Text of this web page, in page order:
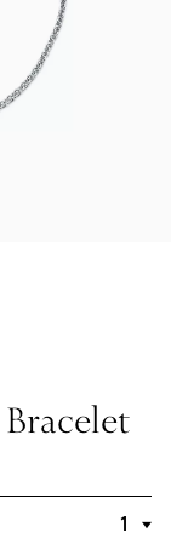
Bracelet